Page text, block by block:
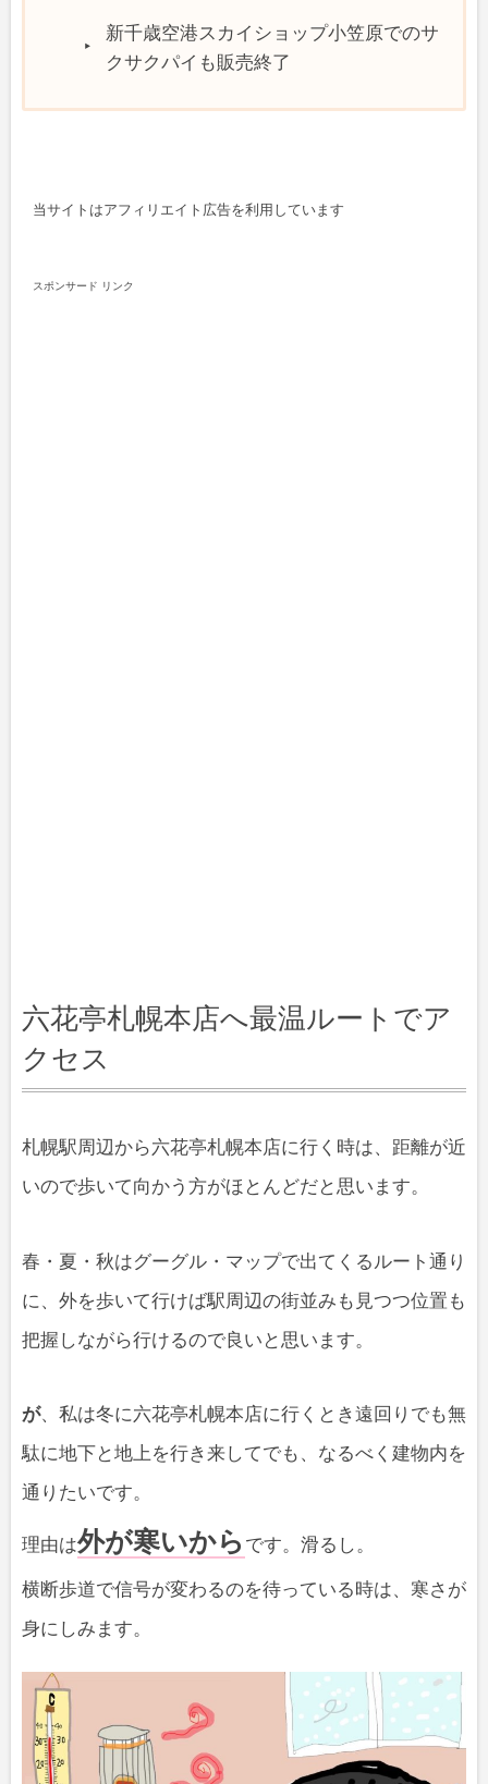
新千歳空港スカイショップ小笠原でのサ
クサクパイも販売終了
当サイトはアフィリエイト広告を利用しています
スポンサード リンク
六花亭札幌本店へ最温ルートでア
クセス
札幌駅周辺から六花亭札幌本店に行く時は、距離が近
いので歩いて向かう方がほとんどだと思います。
春・夏・秋はグーグル・マップで出てくるルート通り
に、外を歩いて行けば駅周辺の街並みも見つつ位置も
把握しながら行けるので良いと思います。
が、私は冬に六花亭札幌本店に行くとき遠回りでも無
駄に地下と地上を行き来してでも、なるべく建物内を
通りたいです。
理由は外が寒いから です。滑るし。
横断歩道で信号が変わるのを待っている時は、寒さが
身にしみます。